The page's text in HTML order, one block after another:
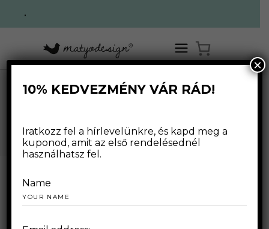
.
10% KEDVEZMÉNY VÁR RÁD!
Iratkozz fel a hírlevelünkre, és kapd meg a
kuponod, amit az első rendelésednél
használhatsz fel.
Name
×